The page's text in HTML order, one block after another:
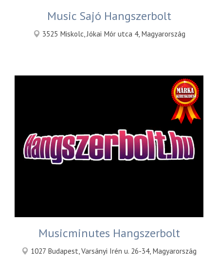
Music Sajó Hangszerbolt
3525 Miskolc, Jókai Mór utca 4, Magyarország
Musicminutes Hangszerbolt
1027 Budapest, Varsányi Irén u. 26-34, Magyarország